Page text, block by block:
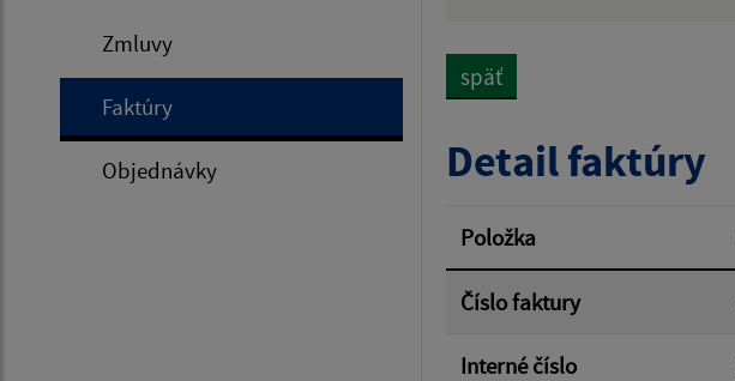
Zmluvy
Faktúry
Objednávky
Suma od:
Filtrovať
späť
Detail faktúry
Položka
Číslo faktury
Interné číslo